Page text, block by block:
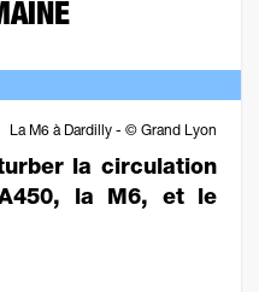
La M6 à Dardilly - © Grand Lyon
la circulation
la M6, et le